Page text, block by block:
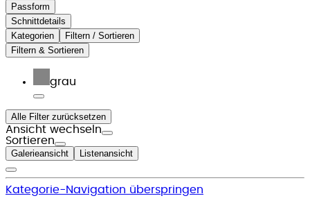
Passform
Schnittdetails
Kategorien
Filtern / Sortieren
Filtern & Sortieren
grau
Alle Filter zurücksetzen
Ansicht wechseln
Sortieren
Galerieansicht Listenansicht
Kategorie-Navigation überspringen